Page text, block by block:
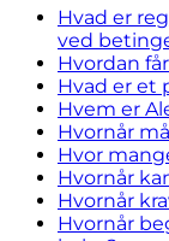
Hvad er
ved
Hvordan
Hvad er et
Hvem er
Hvornår
Hvor
Hvornår
Hvornår
Hvornår